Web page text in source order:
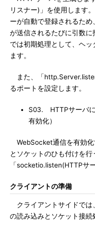
リスナー)」を使用します
ーが自動で登録されるた
が送信されるたびに引数
では初期処理として、ヘ
ます。
また、「
るポートを設定します。
S03. HTTPサーバ
有効化）
WebSocket通信を有効化
とソケットのひも付けを行
「socketio.listen(HTTPサ
クライアントの準備
クライアントサイドでは
の読み込みとソケット接続